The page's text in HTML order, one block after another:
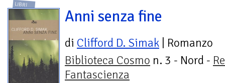
LIBRI
Anni senza fine
di Clifford D. Simak | Romanzo
Biblioteca Cosmo n. 3 - Nord -
Fantascienza